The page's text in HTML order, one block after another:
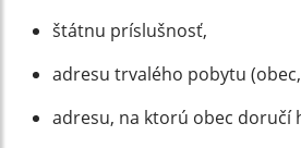
štátnu príslušnosť,
adresu trvalého pobytu
adresu, na ktorú obec doručí